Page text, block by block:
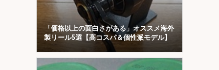
「価格以上の面白さがある」オススメ海外
製リール5選【高コスパ＆個性派モデル】